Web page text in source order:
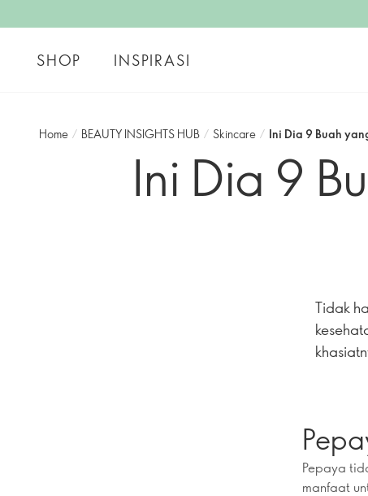
SHOP INSPIRASI
Home / BEAUTY INSIGHTS HUB / Skincare / Ini Dia 9 Buah
Ini Dia 9
Tidak
Pepaya
manfaat